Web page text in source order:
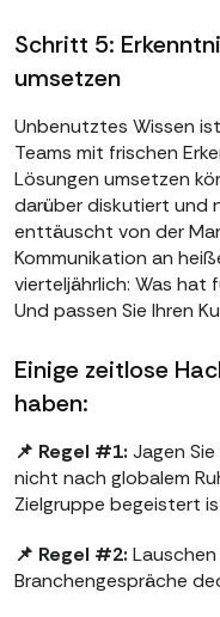
Schritt 5:
umsetzen
Unbenutztes Wissen
Teams mit frischen
Lösungen umsetzen
darüber diskutiert und
enttäuscht von der
Kommunikation an
vierteljährlich: Was
Und passen Sie Ihren
Einige zeitlose
haben:
📌 Regel #1: Jagen
nicht nach globalem
Zielgruppe begeistert
📌 Regel #2: Lauschen
Branchengespräche